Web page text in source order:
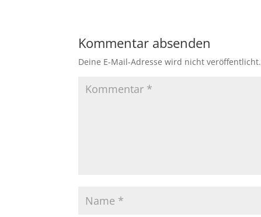
Kommentar absenden
Deine E-Mail-Adresse wird nicht veröffentlicht.